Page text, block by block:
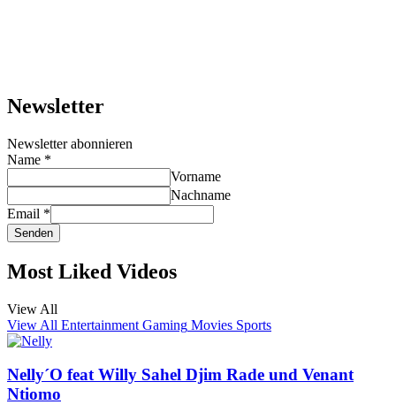
Newsletter
Newsletter abonnieren
Name *
Vorname
Nachname
Email *
Senden
Most Liked Videos
View All
View All Entertainment Gaming Movies Sports
Nelly´O feat Willy Sahel Djim Rade und Venant
Ntiomo